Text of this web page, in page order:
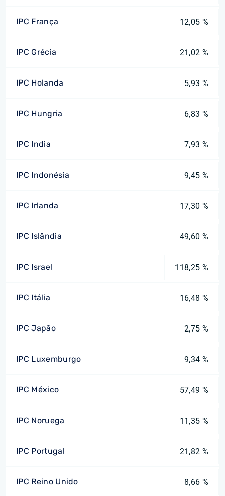
IPC França 12,05 %
IPC Grécia 21,02 %
IPC Holanda 5,93 %
IPC Hungria 6,83 %
IPC India 7,93 %
IPC Indonésia 9,45 %
IPC Irlanda 17,30 %
IPC Islândia 49,60 %
IPC Israel 118,25 %
IPC Itália 16,48 %
IPC Japão 2,75 %
IPC Luxemburgo 9,34 %
IPC México 57,49 %
IPC Noruega 11,35 %
IPC Portugal 21,82 %
IPC Reino Unido 8,66 %